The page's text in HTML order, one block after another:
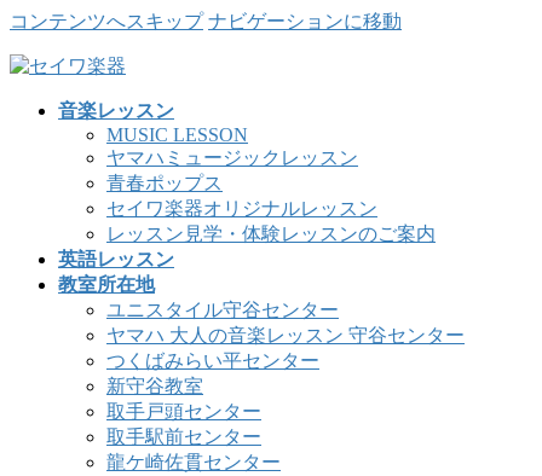
コンテンツへスキップ ナビゲーションに移動
音楽レッスン
MUSIC LESSON
ヤマハミュージックレッスン
青春ポップス
セイワ楽器オリジナルレッスン
レッスン見学・体験レッスンのご案内
英語レッスン
教室所在地
ユニスタイル守谷センター
ヤマハ 大人の音楽レッスン 守谷センター
つくばみらい平センター
新守谷教室
取手戸頭センター
取手駅前センター
龍ケ崎佐貫センター